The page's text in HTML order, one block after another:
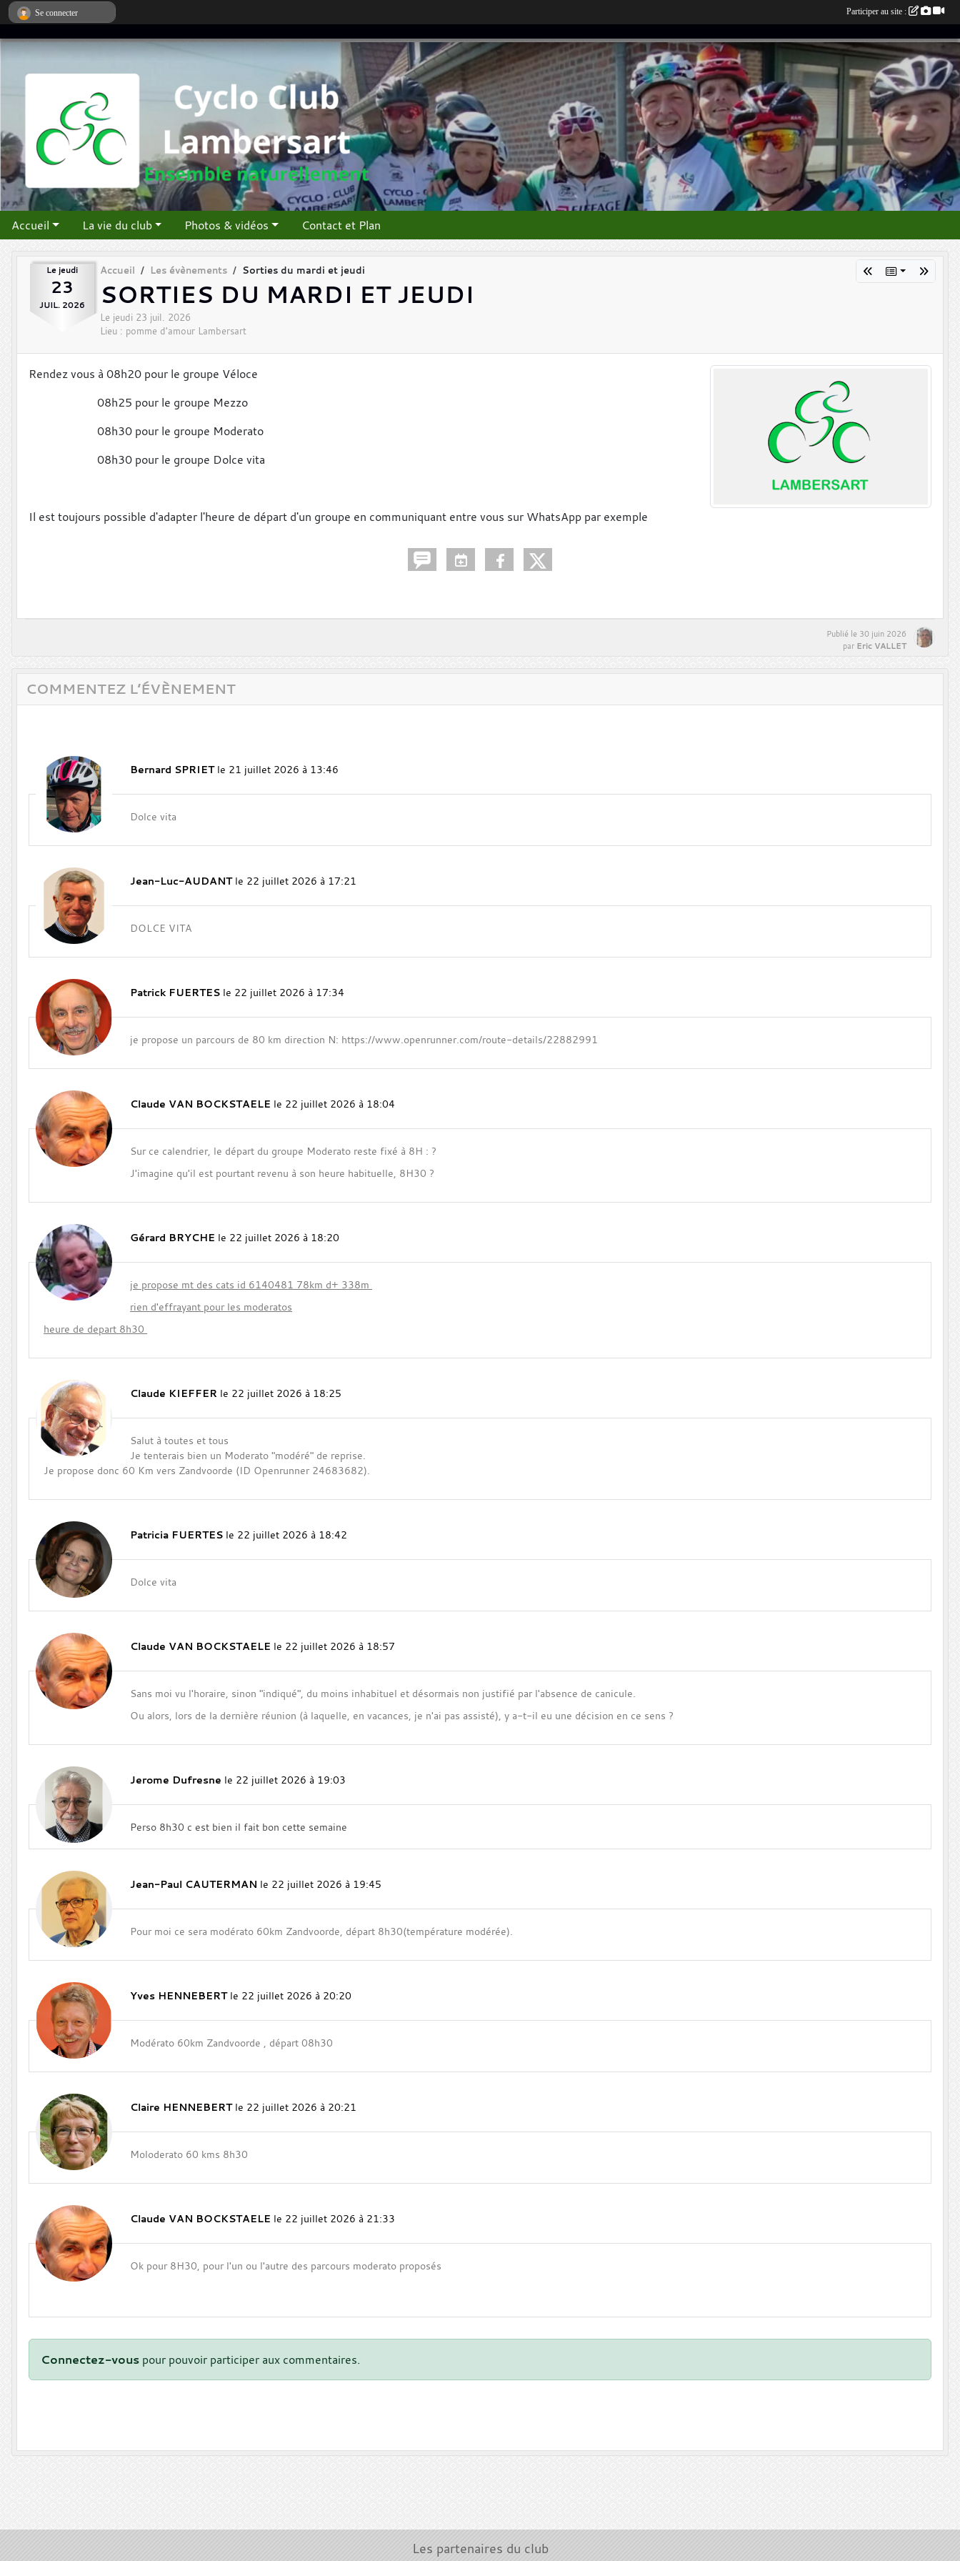
Accueil La vie du club Photos & vidéos Contact et Plan
Le jeudi
23
JUIL. 2026
Accueil Les évènements Sorties du mardi et jeudi
SORTIES DU MARDI ET JEUDI
Le jeudi 23 juil. 2026
Lieu : pomme d'amour Lambersart
Rendez vous à 08h20 pour le groupe Véloce
08h25 pour le groupe Mezzo
08h30 pour le groupe Moderato
08h30 pour le groupe Dolce vita
Il est toujours possible d'adapter l'heure de départ d'un groupe en communiquant entre vous sur WhatsApp par exemple
Publié le 30 juin 2026
par Eric VALLET
COMMENTEZ L’ÉVÈNEMENT
Bernard SPRIET le 21 juillet 2026 à 13:46
Dolce vita
Jean-Luc-AUDANT le 22 juillet 2026 à 17:21
DOLCE VITA
Patrick FUERTES le 22 juillet 2026 à 17:34
je propose un parcours de 80 km direction N: https://www.openrunner.com/route-details/22882991
Claude VAN BOCKSTAELE le 22 juillet 2026 à 18:04
Sur ce calendrier, le départ du groupe Moderato reste fixé à 8H : ?
J'imagine qu'il est pourtant revenu à son heure habituelle, 8H30 ?
Gérard BRYCHE le 22 juillet 2026 à 18:20
je propose mt des cats id 6140481 78km d+ 338m
rien d'effrayant pour les moderatos
heure de depart 8h30
Claude KIEFFER le 22 juillet 2026 à 18:25
Salut à toutes et tous
Je tenterais bien un Moderato "modéré" de reprise.
Je propose donc 60 Km vers Zandvoorde (ID Openrunner 24683682).
Patricia FUERTES le 22 juillet 2026 à 18:42
Dolce vita
Claude VAN BOCKSTAELE le 22 juillet 2026 à 18:57
Sans moi vu l'horaire, sinon "indiqué", du moins inhabituel et désormais non justifié par l'absence de canicule.
Ou alors, lors de la dernière réunion (à laquelle, en vacances, je n'ai pas assisté), y a-t-il eu une décision en ce sens ?
Jerome Dufresne le 22 juillet 2026 à 19:03
Perso 8h30 c est bien il fait bon cette semaine
Jean-Paul CAUTERMAN le 22 juillet 2026 à 19:45
Pour moi ce sera modérato 60km Zandvoorde, départ 8h30(température modérée).
Yves HENNEBERT le 22 juillet 2026 à 20:20
Modérato 60km Zandvoorde , départ 08h30
Claire HENNEBERT le 22 juillet 2026 à 20:21
Moloderato 60 kms 8h30
Claude VAN BOCKSTAELE le 22 juillet 2026 à 21:33
Ok pour 8H30, pour l'un ou l'autre des parcours moderato proposés
Connectez-vous pour pouvoir participer aux commentaires.
Les partenaires du club
Se connecter Participer au site :
Panneau de gestion des cookies